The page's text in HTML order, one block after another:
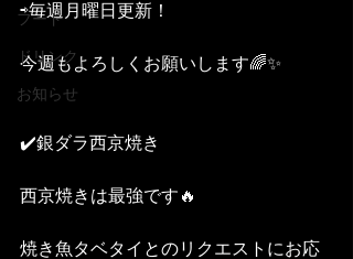
フード
ドリンク
お知らせ
⇨毎週月曜日更新！
今週もよろしくお願いします🌈✨
✔️銀ダラ西京焼き
西京焼きは最強です🔥
焼き魚タベタイとのリクエストにお応